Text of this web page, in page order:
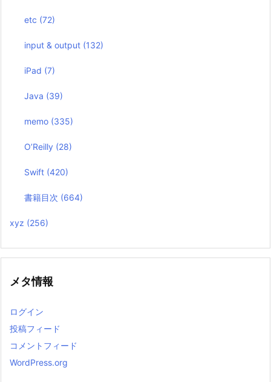
etc (72)
input & output (132)
iPad (7)
Java (39)
memo (335)
O’Reilly (28)
Swift (420)
書籍目次 (664)
xyz (256)
メタ情報
ログイン
投稿フィード
コメントフィード
WordPress.org